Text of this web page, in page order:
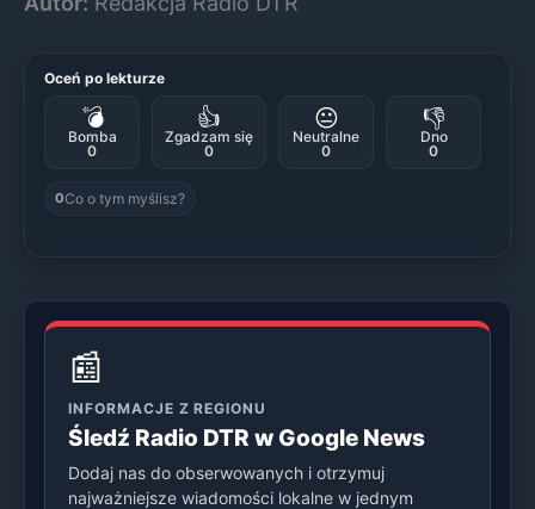
Oceń po lekturze
💣
Bomba
0
👍
Zgadzam się
0
😐
Neutralne
0
👎
Dno
0
0Co o tym myślisz?
📰
INFORMACJE Z REGIONU
Śledź Radio DTR w Google News
Dodaj nas do obserwowanych i otrzymuj
najważniejsze wiadomości lokalne w jednym